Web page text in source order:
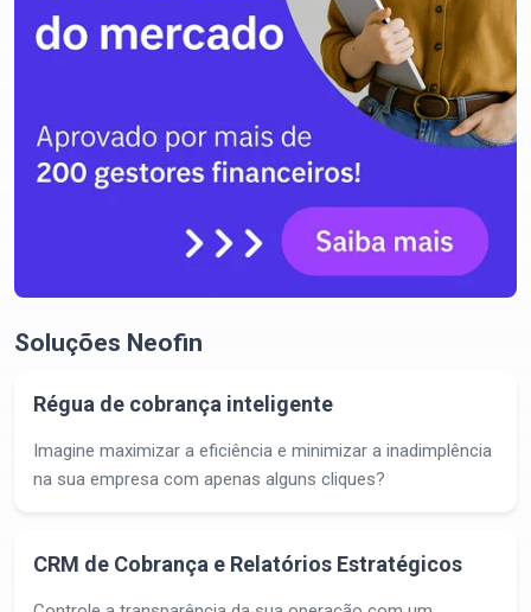
Soluções Neofin
Régua de cobrança inteligente
Imagine maximizar a eficiência e minimizar a inadimplência
na sua empresa com apenas alguns cliques?
CRM de Cobrança e Relatórios Estratégicos